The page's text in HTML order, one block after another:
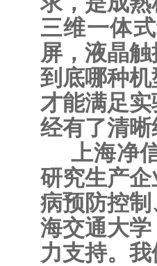
三维一体
屏，液晶
到底哪种
才能满足
经有了清
上海净信
研究生产
病预防控
海交通大
力支持。